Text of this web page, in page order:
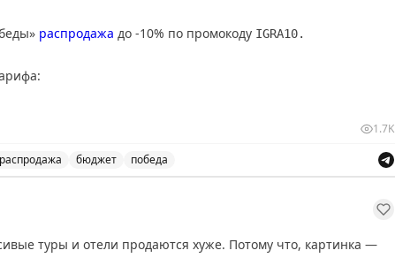
распродажа до -10% по промокоду IGRA10.
по 21 мая.
1.7K
распродажа бюджет победа
туры и отели продаются хуже. Потому что, картинка —